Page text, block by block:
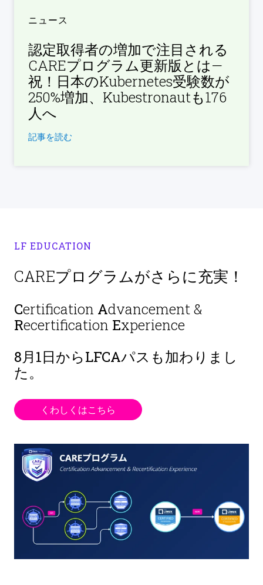
ニュース
認定取得者の増加で注目される
CAREプログラム更新版とは—
祝！日本のKubernetes受験数が
250%増加、Kubestronautも176
人へ
記事を読む
LF EDUCATION
CAREプログラムがさらに充実！
Certification Advancement &
Recertification Experience
8月1日からLFCAパスも加わりまし
た。
くわしくはこちら